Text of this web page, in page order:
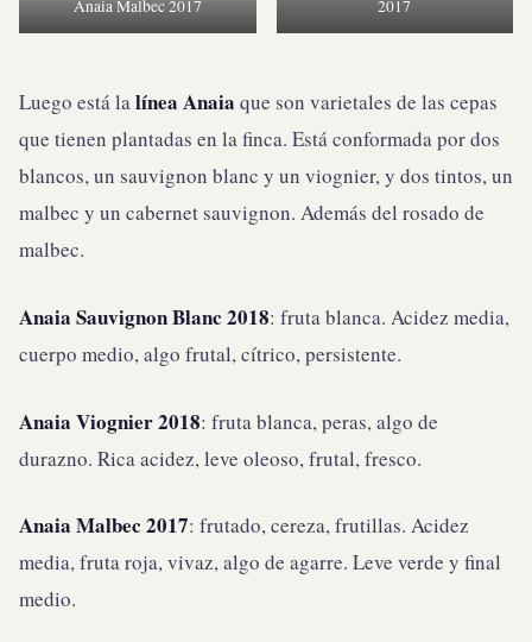
Anaia Malbec 2017
2017
Luego está lalínea Anaia que son varietales de las cepas
que tienen plantadas en la finca. Está conformada por dos
blancos, un sauvignon blanc y un viognier, y dos tintos, un
malbec y un cabernet sauvignon. Además del rosado de
malbec.
Anaia Sauvignon Blanc 2018: fruta blanca. Acidez media,
cuerpo medio, algo frutal, cítrico, persistente.
Anaia Viognier 2018: fruta blanca, peras, algo de
durazno. Rica acidez, leve oleoso, frutal, fresco.
Anaia Malbec 2017: frutado, cereza, frutillas. Acidez
media, fruta roja, vivaz, algo de agarre. Leve verde y final
medio.